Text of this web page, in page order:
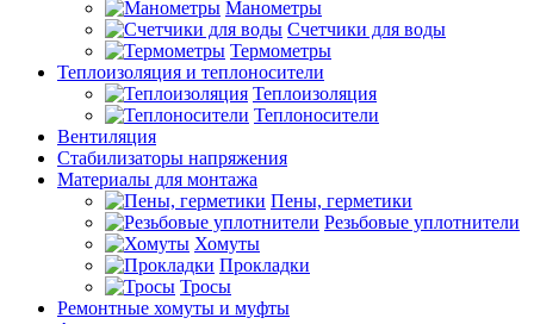
Манометры
Счетчики для воды
Термометры
Теплоизоляция и теплоносители
Теплоизоляция
Теплоносители
Вентиляция
Стабилизаторы напряжения
Материалы для монтажа
Пены, герметики
Резьбовые уплотнители
Хомуты
Прокладки
Тросы
Ремонтные хомуты и муфты